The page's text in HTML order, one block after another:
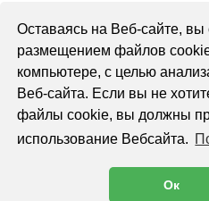
Оставаясь на Веб-сайте, вы
размещением файлов
компьютере, с целью
Веб-сайта. Если вы не
файлы cookie, вы должны
использование Вебсайта.
Ок
В КОРЗИНУ